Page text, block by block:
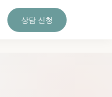
상담 신청